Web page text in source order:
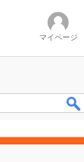
マイページ